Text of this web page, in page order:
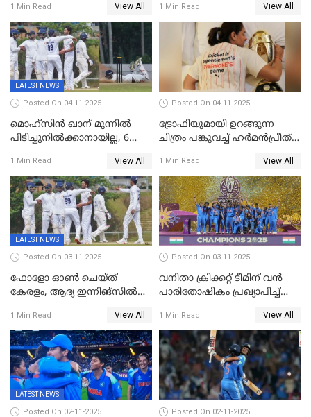
1 Min Read View All
വിൻഡീസിന് ജയം
1 Min Read View All
LATEST NEWS
Posted On 04-11-2025
മൊഹ്സിൻ ഖാന് മുന്നിൽ
പിടിച്ചുനിൽക്കാനായില്ല, 6
കേരളത്തിന് ഇന്നിംഗ്സ്
തോല്‍വി
1 Min Read View All
Posted On 04-11-2025
ട്രോഫിയുമായി ഉറങ്ങുന്ന
ചിത്രം പങ്കുവച്ച് ഹര്‍മന്‍പ്രീത്
1 Min Read View All
LATEST NEWS
Posted On 03-11-2025
ഫോളോ ഓൺ ചെയ്ത്
കേരളം, ആദ്യ ഇന്നിങ്സിൽ
രഞ്ജിയിൽ കർണാടകയ്ക്ക്
കൂറ്റൻ ലീഡ്
1 Min Read View All
Posted On 03-11-2025
വനിതാ ക്രിക്കറ്റ് ടീമിന് വൻ
പാരിതോഷികം പ്രഖ്യാപിച്ച്
1 Min Read View All
LATEST NEWS
Posted On 02-11-2025 Posted On 02-11-2025